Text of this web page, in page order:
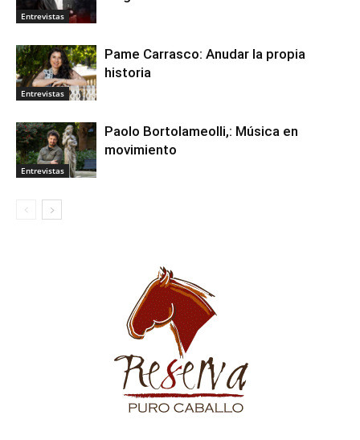
Entrevistas
Entrevistas
Pame Carrasco: Anudar la propia
historia
Entrevistas
Paolo Bortolameolli,: Música en
movimiento